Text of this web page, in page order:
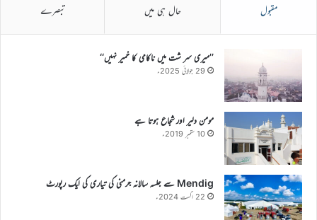
مقبول حال ہی میں تبصرے
’’میری سر شت میں ناکامی کا خمیر نہیں‘‘
29 جولائی 2025ء
مومن دلیر اور شجاع ہوتا ہے
10 ستمبر 2019ء
Mendig سے جلسہ سالانہ جرمنی کی تیاری کی ایک رپورٹ
22 اگست 2024ء